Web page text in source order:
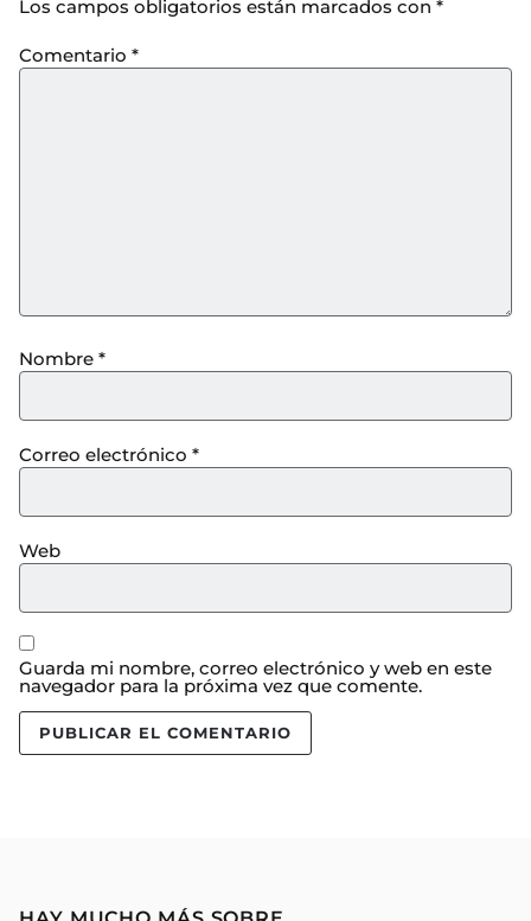
Los campos obligatorios están marcados con *
Comentario *
Nombre *
Correo electrónico *
Web
Guarda mi nombre, correo electrónico y web en este
navegador para la próxima vez que comente.